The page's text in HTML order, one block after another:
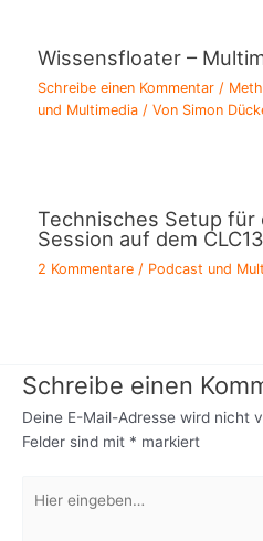
Wissensfloater –
Schreibe einen Kommentar /
und Multimedia / Von Simon
Technisches Setup für
Session auf dem CLC13
2 Kommentare / Podcast und
Schreibe einen
Deine E-Mail-Adresse wird nicht
Felder sind mit * markiert
eingeben…